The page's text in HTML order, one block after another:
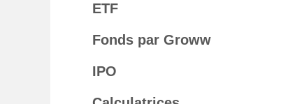
ETF
Fonds par Groww
IPO